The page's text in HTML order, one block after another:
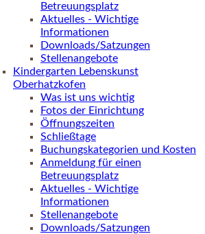
Betreuungsplatz
Aktuelles - Wichtige
Informationen
Downloads/Satzungen
Stellenangebote
Kindergarten Lebenskunst
Oberhatzkofen
Was ist uns wichtig
Fotos der Einrichtung
Öffnungszeiten
Schließtage
Buchungskategorien und Kosten
Anmeldung für einen
Betreuungsplatz
Aktuelles - Wichtige
Informationen
Stellenangebote
Downloads/Satzungen